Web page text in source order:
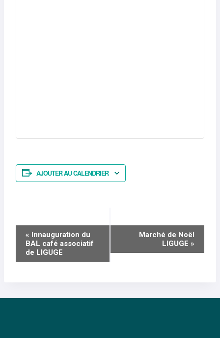
AJOUTER AU CALENDRIER
NAVIGATION
ÉVÈNEMENT
« Innauguration du
BAL café associatif
de LIGUGE
Marché de Noël
LIGUGE »